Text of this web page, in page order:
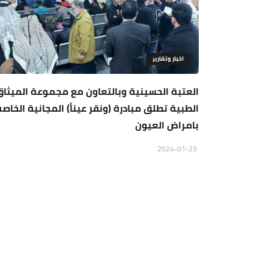
اخبار وتقارير
العتبة الحسينية وبالتعاون مع مجموعة
الطبية تطلق مبادرة (ونقر عيناً) المجانية
بامراض العيون